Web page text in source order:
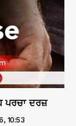
ਪਰਚਾ ਦਰਜ਼
10:53